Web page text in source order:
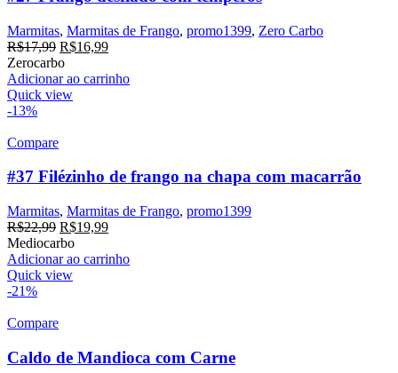
Marmitas, Marmitas de Frango, promo1399, Zero Carbo
R$17,99 O
preço
original
era:
R$16,99O
atual
Zerocarbo
Adicionar ao carrinho
Quick view
-13%
Compare
#37 Filézinho de frango na chapa com macarrão
Marmitas, Marmitas de Frango, promo1399
R$22,99 O
preço
original
era:
R$19,99O
atual
Mediocarbo
Adicionar ao carrinho
Quick view
-21%
Compare
Caldo de Mandioca com Carne